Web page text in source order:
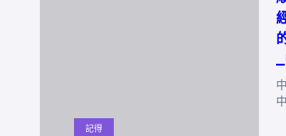
記得